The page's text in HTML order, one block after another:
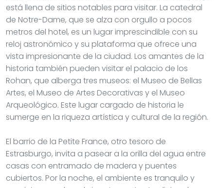
está llena de sitios notables para visitar. La catedral
de Notre-Dame, que se alza con orgullo a pocos
metros del hotel, es un lugar imprescindible con su
reloj astronómico y su plataforma que ofrece una
vista impresionante de la ciudad. Los amantes de la
historia también pueden visitar el palacio de los
Rohan, que alberga tres museos: el Museo de Bellas
Artes, el Museo de Artes Decorativas y el Museo
Arqueológico. Este lugar cargado de historia le
sumerge en la riqueza artística y cultural de la región.
El barrio de la Petite France, otro tesoro de
Estrasburgo, invita a pasear a la orilla del agua entre
casas con entramado de madera y puentes
cubiertos. Por la noche, el ambiente es tranquilo y